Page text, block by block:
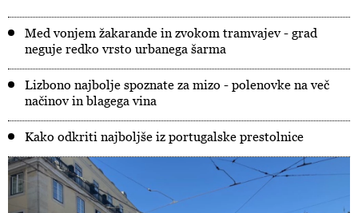
Med vonjem žakarande in zvokom tramvajev - grad
neguje redko vrsto urbanega šarma
Lizbono najbolje spoznate za mizo - polenovke na več
načinov in blagega vina
Kako odkriti najboljše iz portugalske prestolnice